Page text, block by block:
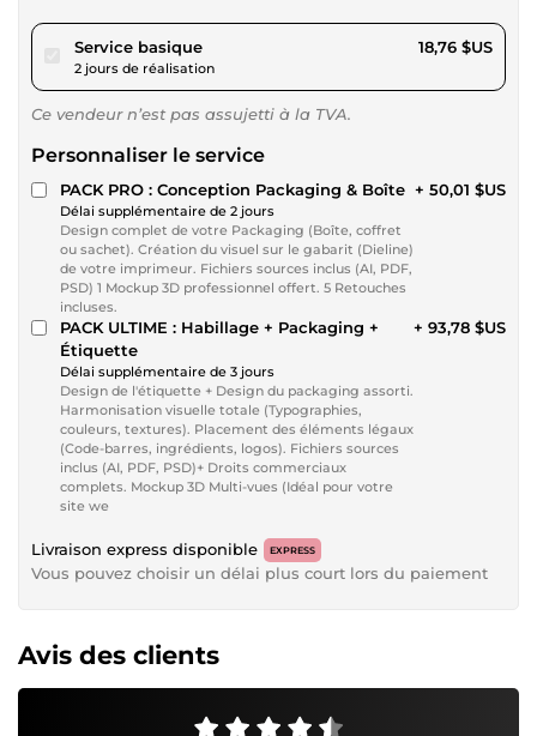
Service basiquepour 17,29 $US
2 jours de réalisation
18,76 $US
Ce vendeur n’est pas assujetti à la TVA.
Personnaliser le service
PACK PRO : Conception Packaging & Boîte
Délai supplémentaire de 2 jours
Design complet de votre Packaging (Boîte, coffret
ou sachet). Création du visuel sur le gabarit (Dieline)
de votre imprimeur. Fichiers sources inclus (AI, PDF,
PSD) 1 Mockup 3D professionnel offert. 5 Retouches
incluses.
+ 50,01 $US
PACK ULTIME : Habillage + Packaging +
Étiquette
Délai supplémentaire de 3 jours
Design de l'étiquette + Design du packaging assorti.
Harmonisation visuelle totale (Typographies,
couleurs, textures). Placement des éléments légaux
(Code-barres, ingrédients, logos). Fichiers sources
inclus (AI, PDF, PSD)+ Droits commerciaux
complets. Mockup 3D Multi-vues (Idéal pour votre
site we
+ 93,78 $US
Livraison express disponible EXPRESS
Vous pouvez choisir un délai plus court lors du paiement
Avis des clients